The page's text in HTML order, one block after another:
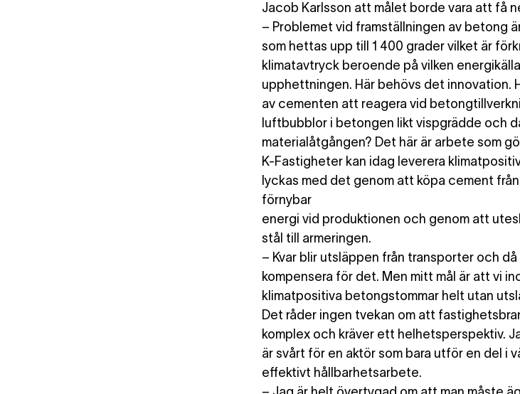
Jacob Karlsson att målet borde vara att få
– Problemet vid framställningen av betong
som hettas upp till 1 400 grader vilket är
klimatavtryck beroende på vilken
upphettningen. Här behövs det innovation.
av cementen att reagera vid
luftbubblor i betongen likt vispgrädde och
materialåtgången? Det här är arbete som
K-Fastigheter kan idag leverera
lyckas med det genom att köpa cement
förnybar
energi vid produktionen och genom att
stål till armeringen.
– Kvar blir utsläppen från transporter och
kompensera för det. Men mitt mål är att vi
klimatpositiva betongstommar helt utan
Det råder ingen tvekan om att
komplex och kräver ett helhetsperspektiv.
är svårt för en aktör som bara utför en del i
effektivt hållbarhetsarbete.